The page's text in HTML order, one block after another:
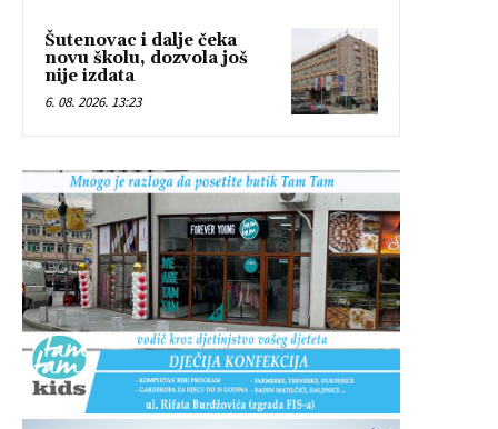
Šutenovac i dalje čeka
novu školu, dozvola još
nije izdata
6. 08. 2026. 13:23